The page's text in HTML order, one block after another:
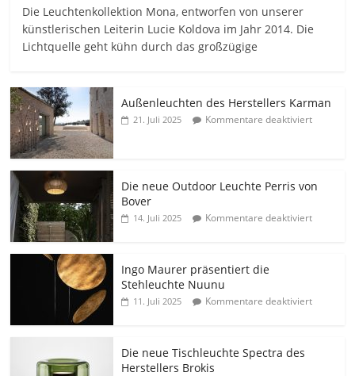
Die Leuchtenkollektion Mona, entworfen von unserer
künstlerischen Leiterin Lucie Koldova im Jahr 2014. Die
Lichtquelle geht kühn durch das großzügige
Außenleuchten des Herstellers Karman
21. Juli 2025 Kommentare deaktiviert
Die neue Outdoor Leuchte Perris von
Bover
14. Juli 2025 Kommentare deaktiviert
Ingo Maurer präsentiert die
Stehleuchte Nuunu
11. Juli 2025 Kommentare deaktiviert
Die neue Tischleuchte Spectra des
Herstellers Brokis